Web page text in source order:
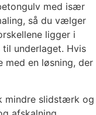
med især
så du vælger
ligger i
underlaget. Hvis
med en løsning, der
mindre slidstærk og